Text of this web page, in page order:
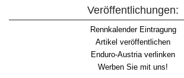
Veröffentlichungen:
Rennkalender Eintragung
Artikel veröffentlichen
Enduro-Austria verlinken
Werben Sie mit uns!